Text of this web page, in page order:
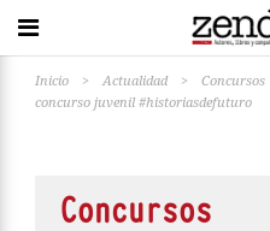
Inicio > Actualidad > Concursos
concurso juvenil #historiasdefuturo
Concursos